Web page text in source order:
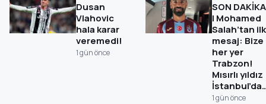
Dusan
Vlahovic
hala karar
veremedi!
1 gün önce
SON DAKİKA
| Mohamed
Salah’tan ilk
mesaj: Bize
her yer
Trabzon!
Mısırlı yıldız
1 gün önce